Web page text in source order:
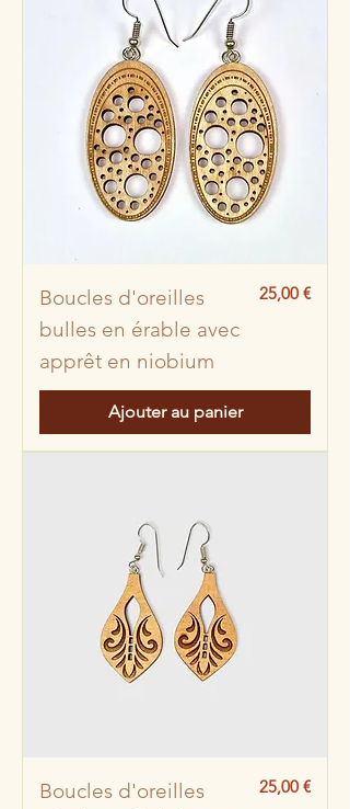
Boucles d'oreilles
bulles en érable avec
apprêt en niobium
Prix
25,00 €
Ajouter au panier
Boucles d'oreilles
Prix
25,00 €